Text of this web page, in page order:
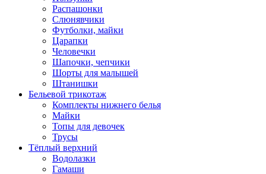
Распашонки
Слюнявчики
Футболки, майки
Царапки
Человечки
Шапочки, чепчики
Шорты для малышей
Штанишки
Бельевой трикотаж
Комплекты нижнего белья
Майки
Топы для девочек
Трусы
Тёплый верхний
Водолазки
Гамаши